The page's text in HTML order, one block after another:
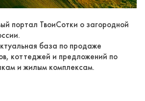
портал ТвоиСотки о загородной
база по продаже
коттеджей и предложений по
и жилым комплексам.